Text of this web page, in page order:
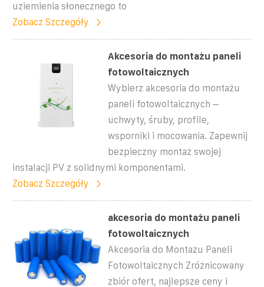
uziemienia słonecznego to
Zobacz Szczegóły
Akcesoria do montażu paneli
fotowoltaicznych
Wybierz akcesoria do montażu
paneli fotowoltaicznych –
uchwyty, śruby, profile,
wsporniki i mocowania. Zapewnij
bezpieczny montaż swojej
instalacji PV z solidnymi komponentami.
Zobacz Szczegóły
akcesoria do montażu paneli
fotowoltaicznych
Akcesoria do Montażu Paneli
Fotowoltaicznych Zróżnicowany
zbiór ofert, najlepsze ceny i